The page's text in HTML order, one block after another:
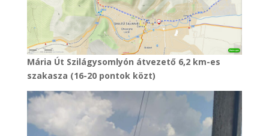
Mária Út Szilágysomlyón átvezető 6,2 km-es
szakasza (16-20 pontok közt)